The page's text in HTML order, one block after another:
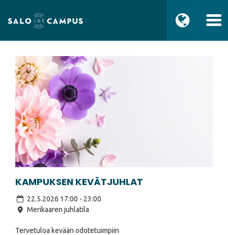
KAMPUKSEN KEVÄTJUHLAT
22.5.2026 17:00 - 23:00
Merikaaren juhlatila
Tervetuloa kevään odotetuimpiin